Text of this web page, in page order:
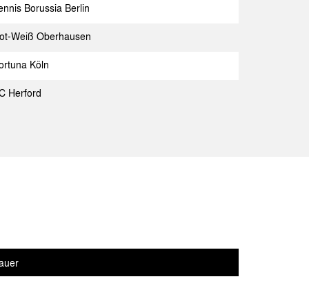
Berlin
Spielbericht
Spielbericht
Borussia Berlin
Weiß Oberhausen
Köln
Herford